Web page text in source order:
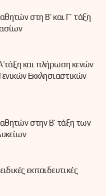
στη Β’ και Γ’ τάξη
τάξη και πλήρωση κενών
Εκκλησιαστικών
στην Β’ τάξη των
εκπαιδευτικές